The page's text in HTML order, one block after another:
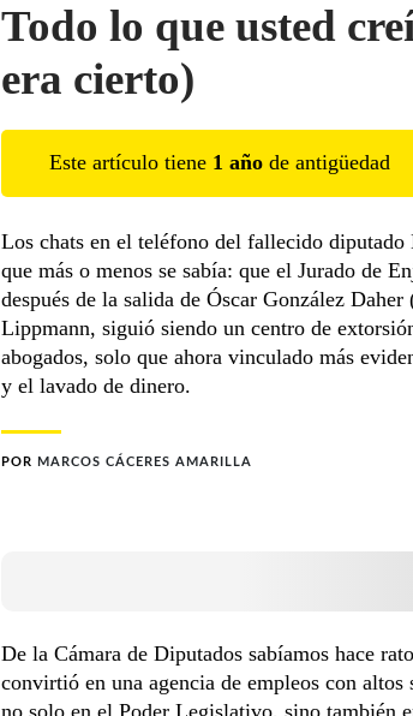
Todo lo que usted
era cierto)
Este artículo tiene 1 año de antigüedad
Los chats en el teléfono del fallecido
que más o menos se sabía: que el Jurado de
después de la salida de Óscar González
Lippmann, siguió siendo un centro de
abogados, solo que ahora vinculado más
y el lavado de dinero.
POR MARCOS CÁCERES AMARILLA
De la Cámara de Diputados sabíamos hace
convirtió en una agencia de empleos con altos
no solo en el Poder Legislativo, sino también